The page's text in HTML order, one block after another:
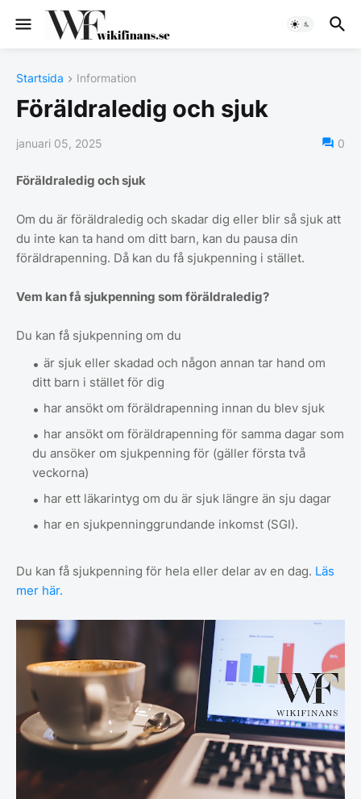
Startsida Information
Föräldraledig och sjuk
januari 05, 2025 0
Föräldraledig och sjuk
Om du är föräldraledig och skadar dig eller blir så sjuk att
du inte kan ta hand om ditt barn, kan du pausa din
föräldrapenning. Då kan du få sjukpenning i stället.
Vem kan få sjukpenning som föräldraledig?
Du kan få sjukpenning om du
är sjuk eller skadad och någon annan tar hand om
ditt barn i stället för dig
har ansökt om föräldrapenning innan du blev sjuk
har ansökt om föräldrapenning för samma dagar som
du ansöker om sjukpenning för (gäller första två
veckorna)
har ett läkarintyg om du är sjuk längre än sju dagar
har en sjukpenninggrundande inkomst (SGI).
Du kan få sjukpenning för hela eller delar av en dag. Läs
mer här.